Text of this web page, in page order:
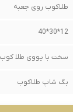
طلاکوب روی جعبه
12*30*40
سخت با یووی طلا کوب
بگ شاپ طلاکوب